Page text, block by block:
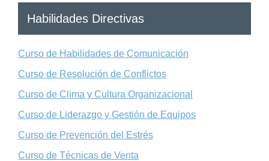
Habilidades Directivas
Curso de Habilidades de Comunicación
Curso de Resolución de Conflictos
Curso de Clima y Cultura Organizacional
Curso de Liderazgo y Gestión de Equipos
Curso de Prevención del Estrés
Curso de Técnicas de Venta